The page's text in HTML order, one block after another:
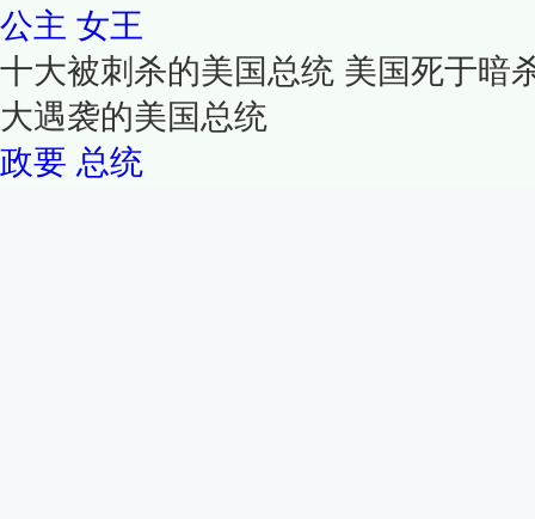
公主 女王
十大被刺杀的美国总统 美国死于暗
大遇袭的美国总统
政要 总统